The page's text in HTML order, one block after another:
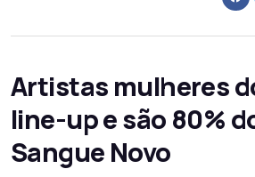
Artistas mulheres
line-up e são 80%
Sangue Novo